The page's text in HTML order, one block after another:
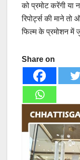
को प्रमोट करेंगी या
रिपोर्ट्स की माने
फिल्म के प्रमोशन में
Share on